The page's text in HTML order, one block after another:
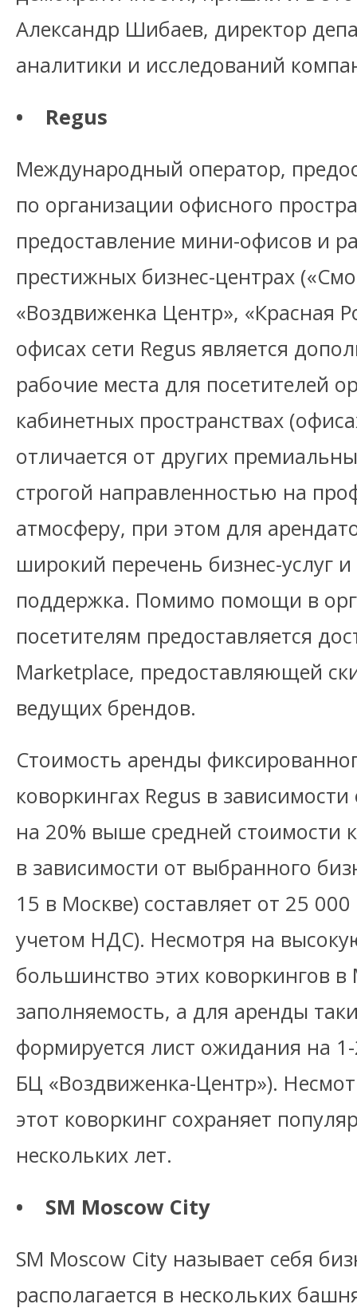
Александр Шибаев, директор
аналитики и исследований
• Regus
Международный оператор,
по организации офисного
предоставление мини-офисов и
престижных бизнес-центрах
«Воздвиженка Центр», «Красная
офисах сети Regus является
рабочие места для посетителей
кабинетных пространствах
отличается от других
строгой направленностью на
атмосферу, при этом для
широкий перечень бизнес-услуг
поддержка. Помимо помощи в
посетителям предоставляется
Marketplace, предоставляющей
ведущих брендов.
Стоимость аренды
коворкингах Regus в
на 20% выше средней стоимости
в зависимости от выбранного
15 в Москве) составляет от 25
учетом НДС). Несмотря на
большинство этих коворкингов
заполняемость, а для аренды
формируется лист ожидания на
БЦ «Воздвиженка-Центр»).
этот коворкинг сохраняет
нескольких лет.
• SM Moscow City
SM Moscow City называет себя
располагается в нескольких